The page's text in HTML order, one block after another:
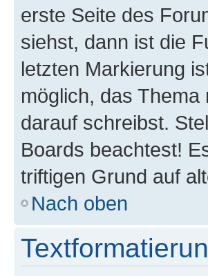
erste Seite des
siehst, dann ist die
letzten Markierung
möglich, das
darauf schreibst.
Boards beachtest!
triftigen Grund auf
Nach oben